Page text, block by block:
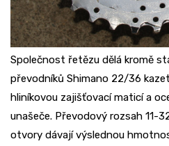
Společnost řetězu dělá kromě
převodníků Shimano 22/36
hliníkovou zajišťovací maticí a
unašeče. Převodový rozsah 11-
otvory dávají výslednou